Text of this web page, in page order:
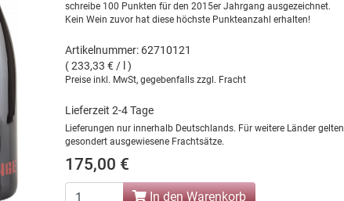
schreibe 100 Punkten für den 2015er Jahrgang ausgezeichnet.
Kein Wein zuvor hat diese höchste Punkteanzahl erhalten!
Artikelnummer: 62710121
( 233,33 € / l )
Preise inkl. MwSt, gegebenfalls zzgl. Fracht
Lieferzeit 2-4 Tage
Lieferungen nur innerhalb Deutschlands. Für weitere Länder gelten
gesondert ausgewiesene Frachtsätze.
175,00 €
In den Warenkorb